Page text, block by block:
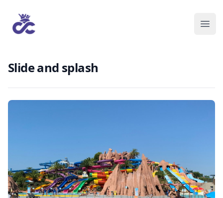
Slide and splash